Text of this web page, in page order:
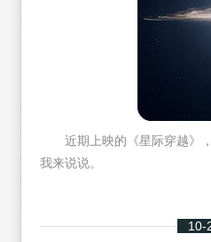
近期上映的《星际穿越》
我来说说。
10-